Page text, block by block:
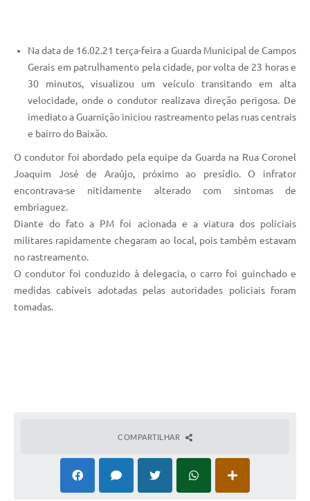
Na data de 16.02.21 terça-feira a Guarda Municipal de Campos
Gerais em patrulhamento pela cidade, por volta de 23 horas e
30 minutos, visualizou um veículo transitando em alta
velocidade, onde o condutor realizava direção perigosa. De
imediato a Guarnição iniciou rastreamento pelas ruas centrais
e bairro do Baixão.
O condutor foi abordado pela equipe da Guarda na Rua Coronel
Joaquim José de Araújo, próximo ao presídio. O infrator
encontrava-se nitidamente alterado com sintomas de
embriaguez.
Diante do fato a PM foi acionada e a viatura dos policiais
militares rapidamente chegaram ao local, pois também estavam
no rastreamento.
O condutor foi conduzido à delegacia, o carro foi guinchado e
medidas cabíveis adotadas pelas autoridades policiais foram
tomadas.
COMPARTILHAR